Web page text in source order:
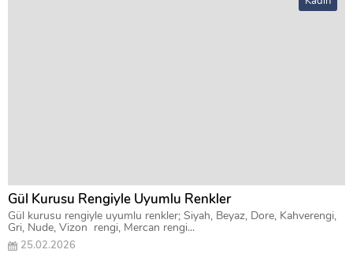
Gül Kurusu Rengiyle Uyumlu Renkler
Gül kurusu rengiyle uyumlu renkler; Siyah, Beyaz, Dore, Kahverengi,
Gri, Nude, Vizon rengi, Mercan rengi...
25.02.2026